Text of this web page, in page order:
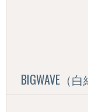
BIGWAVE（